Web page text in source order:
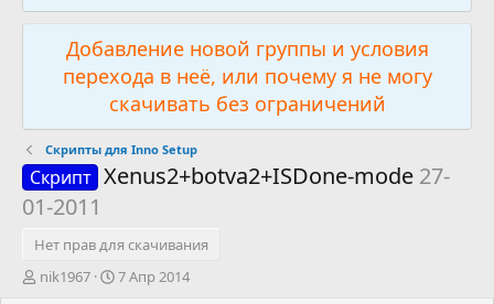
Добавление новой группы и условия
перехода в неё, или почему я не могу
скачивать без ограничений
Скрипты для Inno Setup
Скрипт Xenus2+botva2+ISDone-mode 27-
01-2011
Нет прав для скачивания
А
nik1967
Д
7 Апр 2014